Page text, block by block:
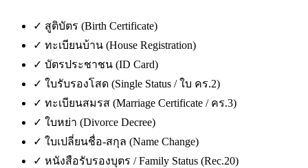
✓ สูติบัตร (Birth Certificate)
✓ ทะเบียนบ้าน (House Registration)
✓ บัตรประชาชน (ID Card)
✓ ใบรับรองโสด (Single Status / ใบ คร.2)
✓ ทะเบียนสมรส (Marriage Certificate / คร.3)
✓ ใบหย่า (Divorce Decree)
✓ ใบเปลี่ยนชื่อ-สกุล (Name Change)
✓ หนังสือรับรองบุตร / Family Status (Rec.20)